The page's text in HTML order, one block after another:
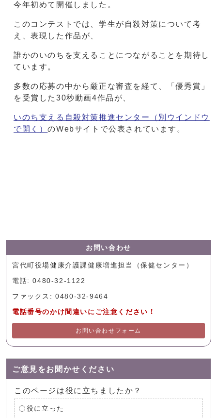
今年初めて開催しました。
このコンテストでは、学生が自殺対策について考
え、表現した作品が、
誰かのいのちを支えることにつながることを期待し
ています。
多数の応募の中から厳正な審査を経て、「優秀賞」
を受賞した30秒動画4作品が、
いのち支える自殺対策推進センター
（別ウインドウ
で開く）のWebサイトで公表されています。
お問い合わせ
宮代町役場健康介護課健康増進担当（保健センター）
電話: 0480-32-1122
ファックス: 0480-32-9464
電話番号のかけ間違いにご注意ください！
お問い合わせフォーム
ご意見をお聞かせください
このページは役に立ちましたか？
役に立った